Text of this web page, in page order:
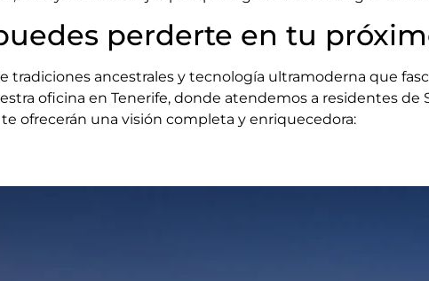
perderte en tu
tradiciones ancestrales y tecnología ultramoderna que
oficina en Tenerife, donde atendemos a residentes de
ofrecerán una visión completa y enriquecedora: